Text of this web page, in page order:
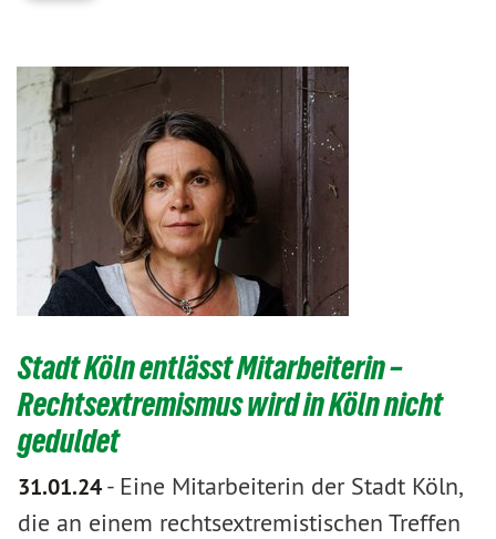
Stadt Köln entlässt Mitarbeiterin –
Rechtsextremismus wird in Köln nicht
geduldet
31.01.24- Eine Mitarbeiterin der Stadt Köln,
die an einem rechtsextremistischen Treffen